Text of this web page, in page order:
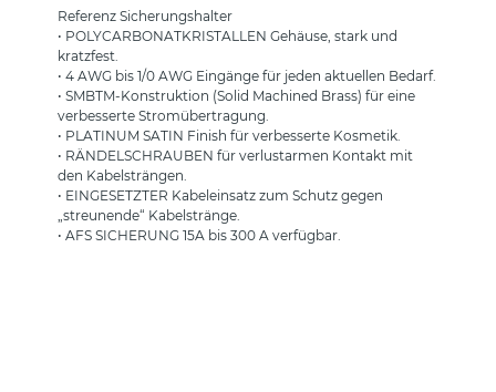
Referenz Sicherungshalter
• POLYCARBONATKRISTALLEN Gehäuse, stark und
kratzfest.
• 4 AWG bis 1/0 AWG Eingänge für jeden aktuellen Bedarf.
• SMBTM-Konstruktion (Solid Machined Brass) für eine
verbesserte Stromübertragung.
• PLATINUM SATIN Finish für verbesserte Kosmetik.
• RÄNDELSCHRAUBEN für verlustarmen Kontakt mit
den Kabelsträngen.
• EINGESETZTER Kabeleinsatz zum Schutz gegen
„streunende“ Kabelstränge.
• AFS SICHERUNG 15A bis 300 A verfügbar.